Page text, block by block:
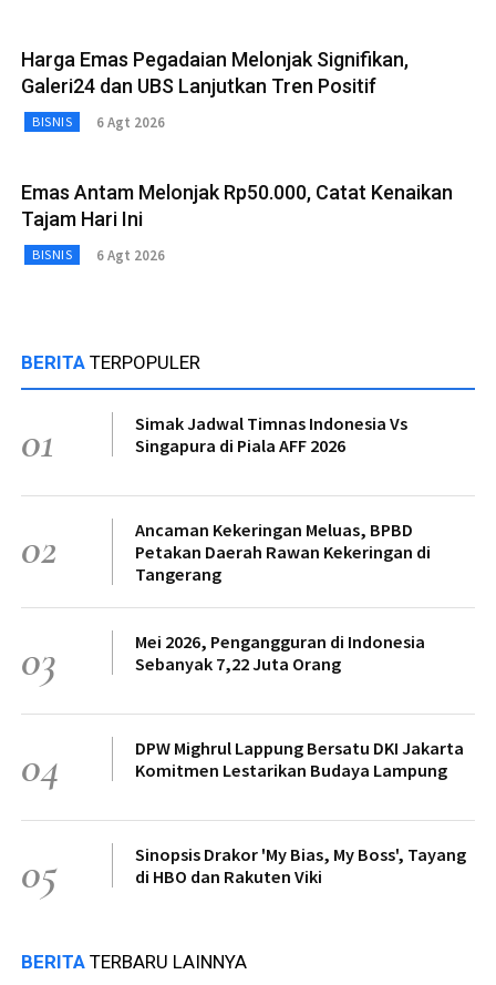
Harga Emas Pegadaian Melonjak Signifikan,
Galeri24 dan UBS Lanjutkan Tren Positif
BISNIS 6 Agt 2026
Emas Antam Melonjak Rp50.000, Catat Kenaikan
Tajam Hari Ini
BISNIS 6 Agt 2026
BERITA TERPOPULER
01
Simak Jadwal Timnas Indonesia Vs
Singapura di Piala AFF 2026
02
Ancaman Kekeringan Meluas, BPBD
Petakan Daerah Rawan Kekeringan di
Tangerang
03
Mei 2026, Pengangguran di Indonesia
Sebanyak 7,22 Juta Orang
04
DPW Mighrul Lappung Bersatu DKI Jakarta
Komitmen Lestarikan Budaya Lampung
05
Sinopsis Drakor 'My Bias, My Boss', Tayang
di HBO dan Rakuten Viki
BERITA TERBARU LAINNYA